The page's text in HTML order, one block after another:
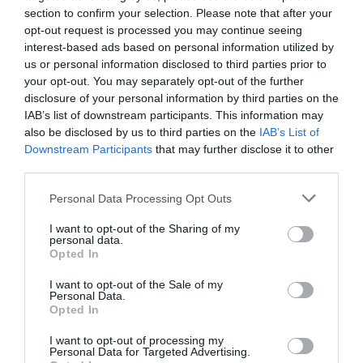
section to confirm your selection. Please note that after your
opt-out request is processed you may continue seeing
interest-based ads based on personal information utilized by
us or personal information disclosed to third parties prior to
your opt-out. You may separately opt-out of the further
disclosure of your personal information by third parties on the
IAB’s list of downstream participants. This information may
also be disclosed by us to third parties on the IAB’s List of
Downstream Participants that may further disclose it to other
Please note that this website/app uses one or more Google
not limited to your visit or usage behaviour. You may click to
grant or deny consent to Google and its third-party tags to
use your data for below specified purposes in below Google
consent section.
Personal Data Processing Opt Outs
I want to opt-out of the Sharing of my
personal data.
Opted In
I want to opt-out of the Sale of my
Personal Data.
Opted In
I want to opt-out of processing my
Personal Data for Targeted Advertising.
Ne higgyünk el mindent az interneten
Ha külföldi országba költözünk, érdemes óvatosnak
lenni, hogy honnan szerezzük be az információkat.
Bár O'Farrell úgy véli, hogy a különböző külföldre
szakosodott csoportokban és fórumokon a
felhasználók kiválóan megoszthatják egymással a
tippeket és bátoríthatják is egymást, kiemelte:
az ilyen fórumokon kapott
információk soha nem tekinthetők
szakmai vagy jogi tanácsadásnak.
„Nem telik el úgy nap, hogy ne hallanék egy olyan
külföldiről, aki a »csináld magad« útvonalat
választotta, és a végén váratlan adószámlák,
bevándorlási problémák vagy éppen